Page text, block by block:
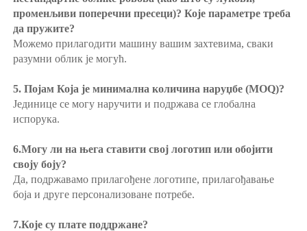
променљиви поперечни пресеци)? Које параметре треба
да пружите?
Можемо прилагодити машину вашим захтевима, сваки
разумни облик је могућ.
5. Појам Која је минимална количина наруџбе (MOQ)?
Јединице се могу наручити и подржава се глобална
испорука.
6.Могу ли на њега ставити свој логотип или обојити
своју боју?
Да, подржавамо прилагођене логотипе, прилагођавање
боја и друге персонализоване потребе.
7.Које су плате поддржане?